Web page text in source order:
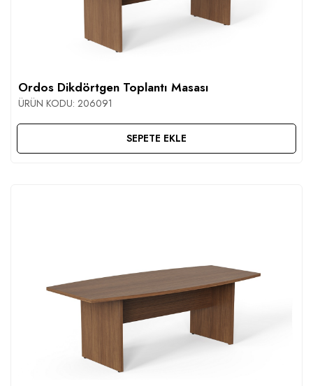
Ordos Dikdörtgen Toplantı Masası
ÜRÜN KODU: 206091
SEPETE EKLE